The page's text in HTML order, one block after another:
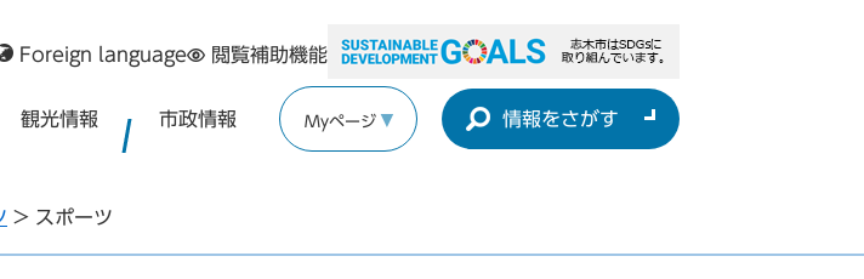
Foreign language 閲覧補助機能
観光情報 市政情報 Myページ 情報をさがす
> スポーツ